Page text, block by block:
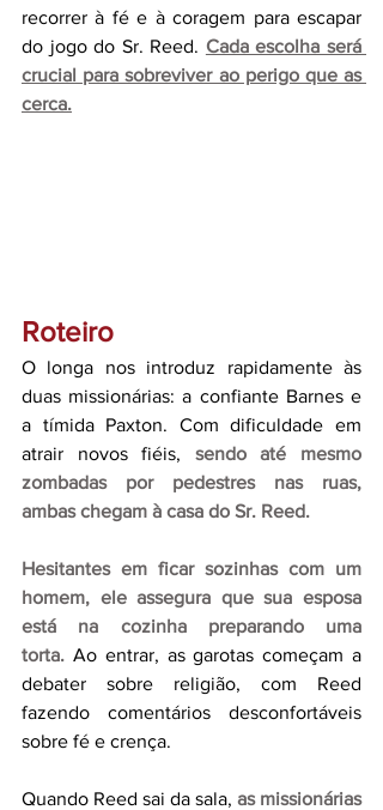
recorrer à fé e à coragem para escapar
do jogo do Sr. Reed. Cada escolha será
crucial para sobreviver ao perigo que as
cerca.
Roteiro
O longa nos introduz rapidamente às
duas missionárias: a confiante Barnes e
a tímida Paxton. Com dificuldade em
atrair novos fiéis, sendo até mesmo
zombadas por pedestres nas ruas,
ambas chegam à casa do Sr. Reed.
Hesitantes em ficar sozinhas com um
homem, ele assegura que sua esposa
está na cozinha preparando uma
torta. Ao entrar, as garotas começam a
debater sobre religião, com Reed
fazendo comentários desconfortáveis
sobre fé e crença.
Quando Reed sai da sala, as missionárias